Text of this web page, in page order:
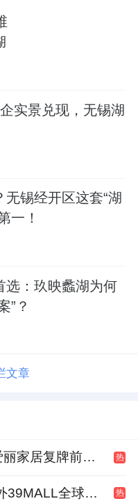
实景兑现，无锡湖
锡经开区这套“湖
一！
选：玖映蠡湖为何
”？
文章
跨界存储测试未落定，爱丽家居复牌前自揭多重风险 热
冲刺2026年末开业！东外39MALL全球招商启幕，重构东直门商圈格局 热